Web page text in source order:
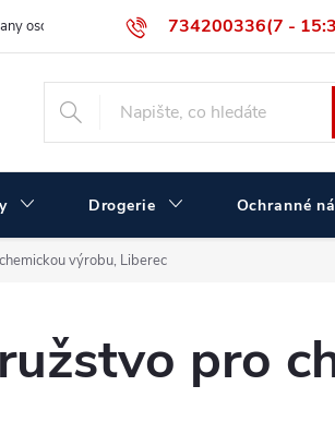
734200336(7 -
osobních údajů Velikostní tabulka ČERVA
Drogerie Ochranné
výrobu, Liberec
pro